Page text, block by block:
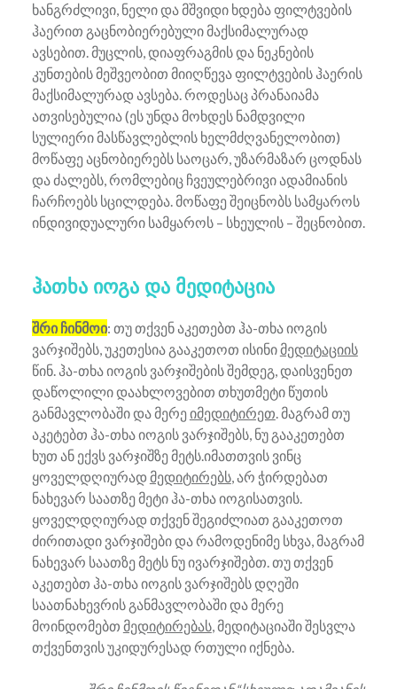
ხანგრძლივი, ნელი და მშვიდი ხდება ფილტვების
ჰაერით გაცნობიერებული მაქსიმალურად
ავსებით. მუცლის, დიაფრაგმის და ნეკნების
კუნთების მეშვეობით მიიღწევა ფილტვების ჰაერის
მაქსიმალურად ავსება. როდესაც პრანაიამა
ათვისებულია (ეს უნდა მოხდეს ნამდვილი
სულიერი მასწავლებლის ხელმძღვანელობით)
მოწაფე აცნობიერებს საოცარ, უზარმაზარ ცოდნას
და ძალებს, რომლებიც ჩვეულებრივი ადამიანის
ჩარჩოებს სცილდება. მოწაფე შეიცნობს სამყაროს
ინდივიდუალური სამყაროს – სხეულის – შეცნობით.
ჰათხა იოგა და მედიტაცია
შრი ჩინმოი: თუ თქვენ აკეთებთ ჰა-თხა იოგის
ვარჯიშებს, უკეთესია გააკეთოთ ისინიმედიტაციის
წინ. ჰა-თხა იოგის ვარჯიშების შემდეგ, დაისვენეთ
დაწოლილი დაახლოვებით თხუთმეტი წუთის
განმავლობაში და მერეიმედიტირეთ. მაგრამ თუ
აკეტებთ ჰა-თხა იოგის ვარჯიშებს, ნუ გააკეთებთ
ხუთ ან ექვს ვარჯიშზე მეტს.იმათთვის ვინც
ყოველდღიურად მედიტირებს, არ ჭირდებათ
ნახევარ საათზე მეტი ჰა-თხა იოგისათვის.
ყოველდღიურად თქვენ შეგიძლიათ გააკეთოთ
ძირითადი ვარჯიშები და რამოდენიმე სხვა, მაგრამ
ნახევარ საათზე მეტს ნუ ივარჯიშებთ. თუ თქვენ
აკეთებთ ჰა-თხა იოგის ვარჯიშებს დღეში
საათნახევრის განმავლობაში და მერე
მოინდომებთ მედიტირებას, მედიტაციაში შესვლა
თქვენთვის უკიდურესად რთული იქნება.